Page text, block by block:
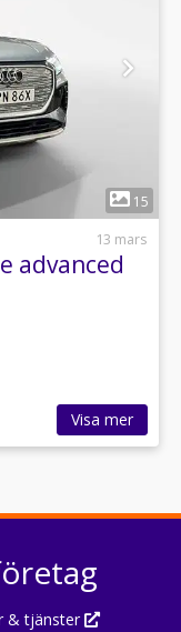
15
13 mars
advanced
Visa mer
& tjänster